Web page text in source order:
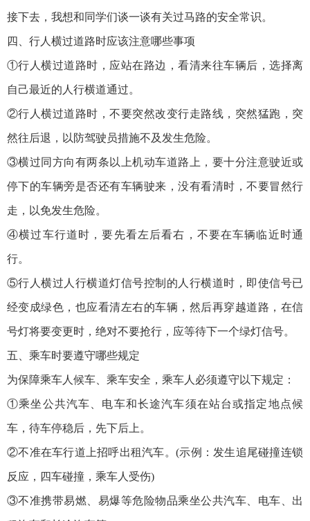
接下去，我想和同学们谈一谈有关过马路的安全常识。
四、行人横过道路时应该注意哪些事项
①行人横过道路时，应站在路边，看清来往车辆后，选择离
自己最近的人行横道通过。
②行人横过道路时，不要突然改变行走路线，突然猛跑，突
然往后退，以防驾驶员措施不及发生危险。
③横过同方向有两条以上机动车道路上，要十分注意驶近或
停下的车辆旁是否还有车辆驶来，没有看清时，不要冒然行
走，以免发生危险。
④横过车行道时，要先看左后看右，不要在车辆临近时通
行。
⑤行人横过人行横道灯信号控制的人行横道时，即使信号已
经变成绿色，也应看清左右的车辆，然后再穿越道路，在信
号灯将要变更时，绝对不要抢行，应等待下一个绿灯信号。
五、乘车时要遵守哪些规定
为保障乘车人候车、乘车安全，乘车人必须遵守以下规定：
①乘坐公共汽车、电车和长途汽车须在站台或指定地点候
车，待车停稳后，先下后上。
②不准在车行道上招呼出租汽车。(示例：发生追尾碰撞连锁
反应，四车碰撞，乘车人受伤)
③不准携带易燃、易爆等危险物品乘坐公共汽车、电车、出